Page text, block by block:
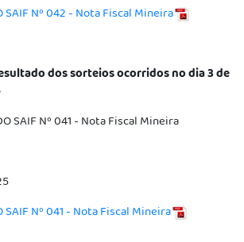
SAIF Nº 042 - Nota Fiscal Mineira
dos sorteios ocorridos no dia 3 de
SAIF Nº 041 - Nota Fiscal Mineira
SAIF Nº 041 - Nota Fiscal Mineira